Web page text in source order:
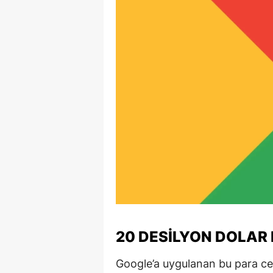
20 DESILYON DOLAR
Google’a uygulanan bu para